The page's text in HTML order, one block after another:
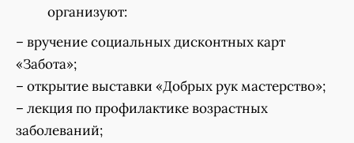
организуют:
– вручение социальных дисконтных карт
«Забота»;
– открытие выставки «Добрых рук мастерство»;
– лекция по профилактике возрастных
заболеваний;